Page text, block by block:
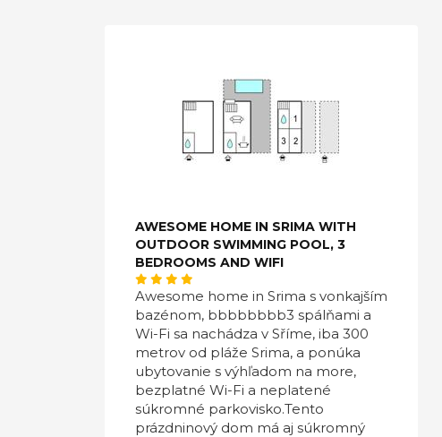
AWESOME HOME IN SRIMA WITH
OUTDOOR SWIMMING POOL, 3
BEDROOMS AND WIFI
Awesome home in Srima s vonkajším
bazénom, bbbbbbbb3 spálňami a
Wi-Fi sa nachádza v Sříme, iba 300
metrov od pláže Srima, a ponúka
ubytovanie s výhľadom na more,
bezplatné Wi-Fi a neplatené
súkromné ​​parkovisko.Tento
prázdninový dom má aj súkromný